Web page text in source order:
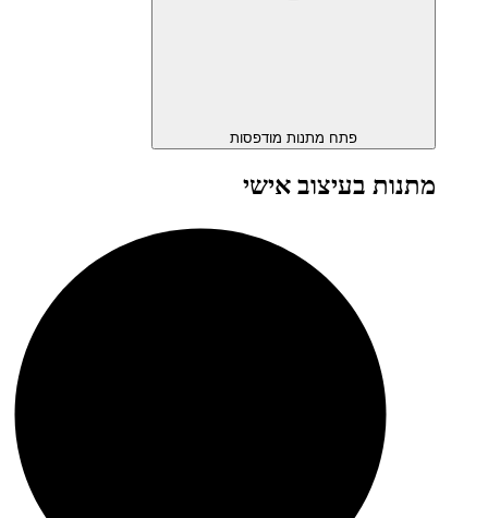
פתח מתנות מודפסות
מתנות בעיצוב אישי